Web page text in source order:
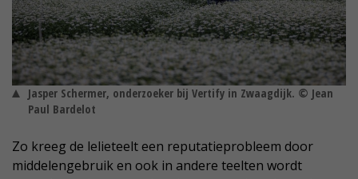
Jasper Schermer, onderzoeker bij Vertify in Zwaagdijk. © Jean
Paul Bardelot
Zo kreeg de lelieteelt een reputatieprobleem door
middelengebruik en ook in andere teelten wordt